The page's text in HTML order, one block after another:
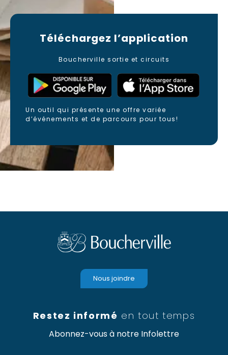
Téléchargez l’application
Boucherville sortie et circuits
Un outil qui présente une offre variée
d’événements et de parcours pour tous!
Restez informé en tout temps
Abonnez-vous à notre Infolettre
Nous joindre